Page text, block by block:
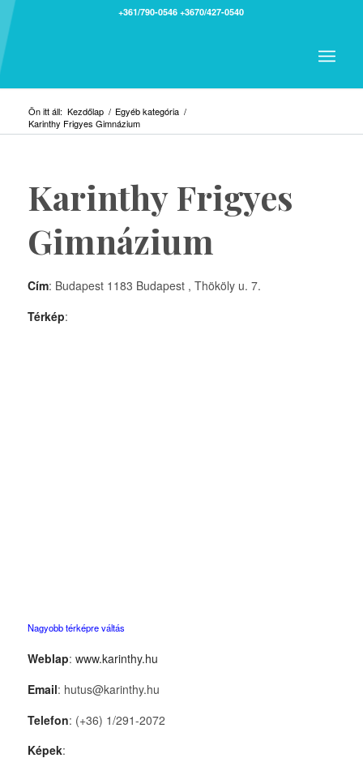
+361/790-0546 +3670/427-0540
Ön itt áll: Kezdőlap / Egyéb kategória /
Karinthy Frigyes Gimnázium
Karinthy Frigyes
Gimnázium
Cím: Budapest 1183 Budapest , Thököly u. 7.
Térkép:
Nagyobb térképre váltás
Weblap: www.karinthy.hu
Email: hutus@karinthy.hu
Telefon: (+36) 1/291-2072
Képek: